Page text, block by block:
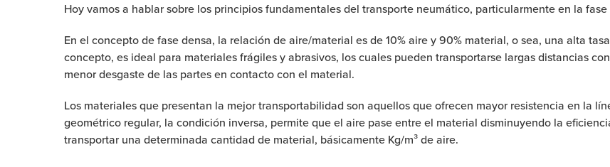
Hoy vamos a hablar sobre los principios fundamentales del transporte neumático, particularmente en la fase
En el concepto de fase densa, la relación de aire/material es de 10% aire y 90% material, o sea, una alta
concepto, es ideal para materiales frágiles y abrasivos, los cuales pueden transportarse largas distancias
menor desgaste de las partes en contacto con el material.
Los materiales que presentan la mejor transportabilidad son aquellos que ofrecen mayor resistencia en la
geométrico regular, la condición inversa, permite que el aire pase entre el material disminuyendo la
transportar una determinada cantidad de material, básicamente Kg/m³ de aire.